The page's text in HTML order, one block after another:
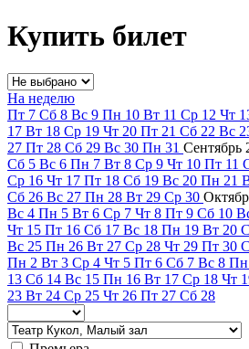
Купить билет
На неделю
Пт 7 Сб 8 Вс 9 Пн 10 Вт 11 Ср 12 Чт
17 Вт 18 Ср 19 Чт 20 Пт 21 Сб 22 Вс
27 Пт 28 Сб 29 Вс 30 Пн 31 Сентябрь
Сб 5 Вс 6 Пн 7 Вт 8 Ср 9 Чт 10 Пт 11
Ср 16 Чт 17 Пт 18 Сб 19 Вс 20 Пн 21
Сб 26 Вс 27 Пн 28 Вт 29 Ср 30
Вс 4 Пн 5 Вт 6 Ср 7 Чт 8 Пт 9 Сб 10
Чт 15 Пт 16 Сб 17 Вс 18 Пн 19 Вт 20
Вс 25 Пн 26 Вт 27 Ср 28 Чт 29 Пт 30
Пн 2 Вт 3 Ср 4 Чт 5 Пт 6 Сб 7 Вс 8 Пн
13 Сб 14 Вс 15 Пн 16 Вт 17 Ср 18 Чт
23 Вт 24 Ср 25 Чт 26 Пт 27 Сб 28